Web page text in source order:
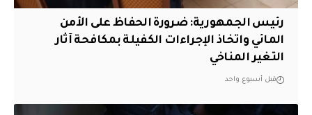
رئيس الجمهورية: ضرورة الحفاظ على الأمن
المائي واتخاذ الإجراءات الكفيلة بمكافحة آثار
التغير المناخي
قبل أسبوع واحد